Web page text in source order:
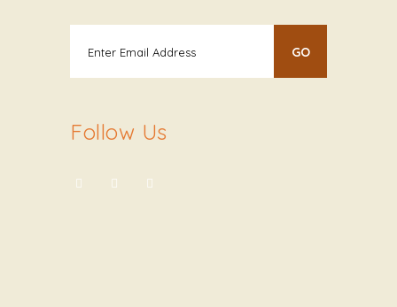
Follow Us